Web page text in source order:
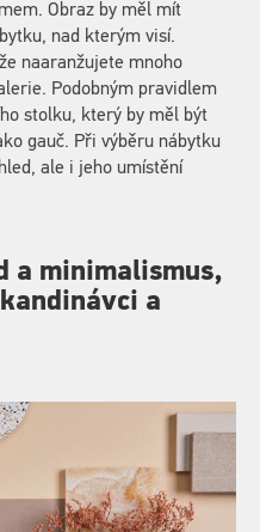
Obraz by měl mít
nad kterým visí.
naaranžujete mnoho
Podobným pravidlem
stolku, který by měl být
gauč. Při výběru nábytku
ale i jeho umístění
a minimalismus,
a